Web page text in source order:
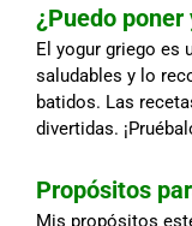
¿Puedo
El yogur griego es
saludables y lo
batidos. Las
divertidas.
Propósitos
Mis propósitos